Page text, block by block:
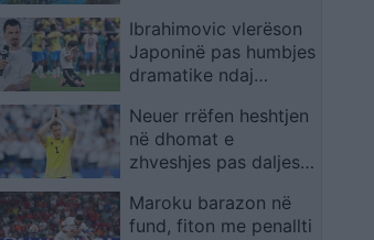
Ibrahimovic vlerëson
Japoninë pas humbjes
dramatike ndaj
tepër
Neuer rrëfen heshtjen
në dhomat e
zhveshjes pas daljes
konfirmon largimin
nga kombëtarja
Maroku barazon në
fund, fiton me penallti